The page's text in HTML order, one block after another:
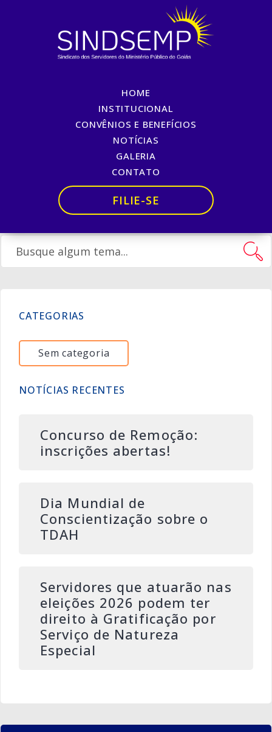
HOME
INSTITUCIONAL
CONVÊNIOS E BENEFÍCIOS
NOTÍCIAS
GALERIA
CONTATO
FILIE-SE
ATENÇÃO, SERVIDORES E
SERVIDORAS.
ATENÇÃO, SERVIDORES E SERVIDORAS.
CATEGORIAS
Sem categoria
NOTÍCIAS RECENTES
Concurso de Remoção:
inscrições abertas!
Dia Mundial de
Conscientização sobre o
TDAH
Servidores que atuarão nas
eleições 2026 podem ter
direito à Gratificação por
Serviço de Natureza
Especial